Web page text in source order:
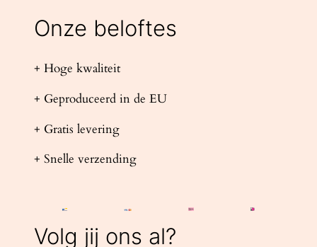
Onze beloftes
+ Hoge kwaliteit
+ Geproduceerd in de EU
+ Gratis levering
+ Snelle verzending
Volg jij ons al?